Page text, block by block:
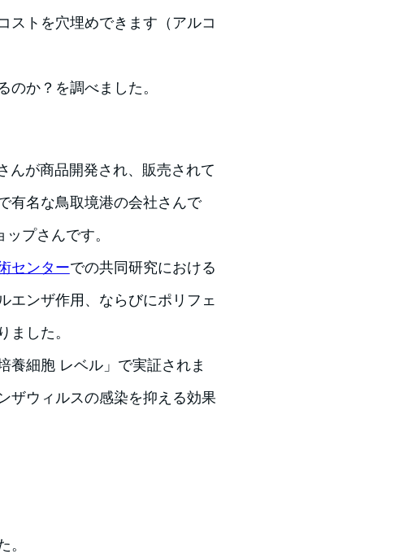
ストを穴埋めできます（アルコ
か？を調べました。
んが商品開発され、販売されて
有名な鳥取境港の会社さんで
プさんです。
センターでの共同研究における
エンザ作用、ならびにポリフェ
ました。
養細胞 レベル」で実証されま
ザウィルスの感染を抑える効果
。